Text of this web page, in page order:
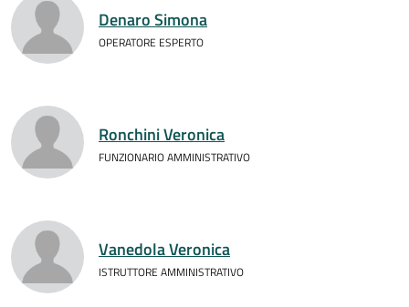
Denaro Simona
OPERATORE ESPERTO
Ronchini Veronica
FUNZIONARIO AMMINISTRATIVO
Vanedola Veronica
ISTRUTTORE AMMINISTRATIVO